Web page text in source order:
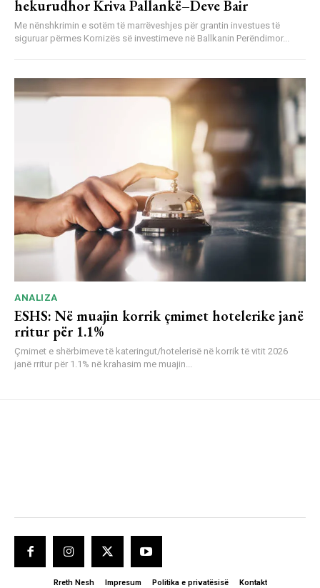
hekurudhor Kriva Pallankë–Deve Bair
Me nënshkrimin e sotëm të marrëveshjes për grantin investues të
siguruar përmes Kornizës së investimeve në Ballkanin Perëndimor...
ANALIZA
ESHS: Në muajin korrik çmimet hotelerike janë
rritur për 1.1%
Çmimet e shërbimeve të kateringut/hotelerisë në korrik të vitit 2026
janë rritur për 1.1% në krahasim me muajin...
Rreth Nesh Impresum Politika e privatësisë Kontakt